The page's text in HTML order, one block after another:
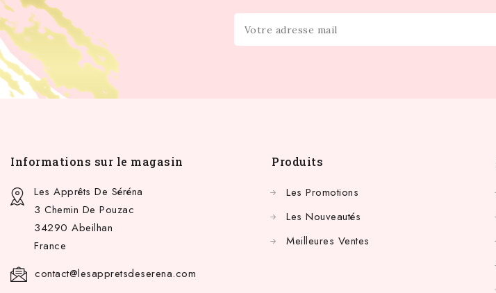
Informations sur le magasin
Les Apprêts De Séréna
3 Chemin De Pouzac
34290 Abeilhan
France
contact@lesappretsdeserena.com
Produits
Les Promotions
Les Nouveautés
Meilleures Ventes